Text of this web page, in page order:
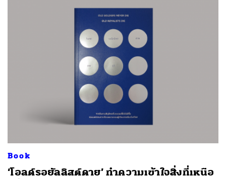
Book
‘โอลด์รอยัลลิสต์ดาย’ ทำความเข้าใจสิ่งที่เหนือ